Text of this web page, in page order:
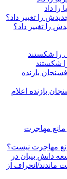
را داد
را تغییر داد؟
شکستند
بازنده اعلام
مهاجرت نیست؟